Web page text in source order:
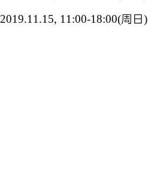
2019.11.15, 11:00-18:00(周日)